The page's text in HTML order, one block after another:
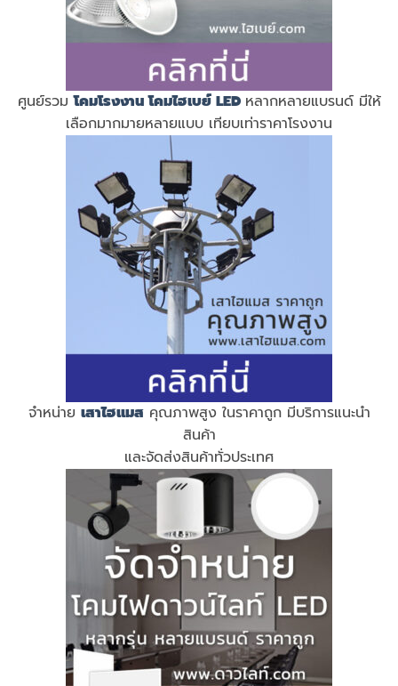
ศูนย์รวมโคมโรงงาน โคมไฮเบย์ LED หลากหลายแบรนด์ มีให้
เลือกมากมายหลายแบบ เทียบเท่าราคาโรงงาน
จำหน่าย เสาไฮแมสคุณภาพสูง ในราคาถูก มีบริการแนะนำ
สินค้า
และจัดส่งสินค้าทั่วประเทศ